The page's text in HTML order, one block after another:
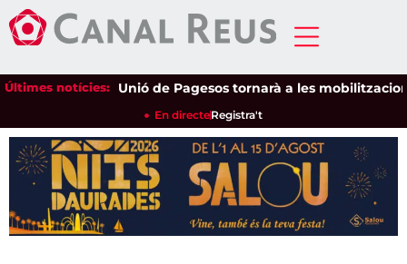
Últimes notícies:Unió de Pagesos tornarà a les mobilitzacions
En directeRegistra't